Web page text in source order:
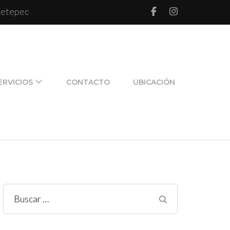
CONTACTO UBICACIÓN
Buscar: